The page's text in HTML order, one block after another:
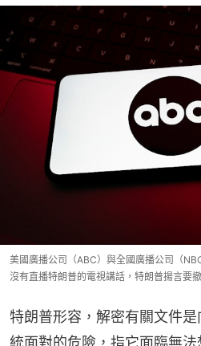
美國廣播公司（ABC）與全國廣播公司（
沒有直播特朗普的電視講話，特朗普揚言要
特朗普形容，解密有關文件
統面對的危險，指它面臨無